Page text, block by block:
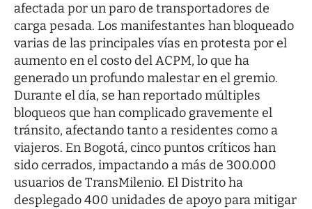
afectada por un paro de transportadores de
carga pesada. Los manifestantes han bloqueado
varias de las principales vías en protesta por el
aumento en el costo del ACPM, lo que ha
generado un profundo malestar en el gremio.
Durante el día, se han reportado múltiples
bloqueos que han complicado gravemente el
tránsito, afectando tanto a residentes como a
viajeros. En Bogotá, cinco puntos críticos han
sido cerrados, impactando a más de 300.000
usuarios de TransMilenio. El Distrito ha
desplegado 400 unidades de apoyo para mitigar